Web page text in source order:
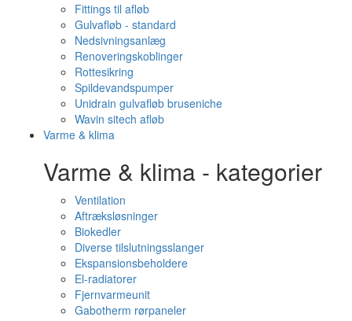
Fittings til afløb
Gulvafløb - standard
Nedsivningsanlæg
Renoveringskoblinger
Rottesikring
Spildevandspumper
Unidrain gulvafløb bruseniche
Wavin sitech afløb
Varme & klima
Varme & klima - kategorier
Ventilation
Aftræksløsninger
Biokedler
Diverse tilslutningsslanger
Ekspansionsbeholdere
El-radiatorer
Fjernvarmeunit
Gabotherm rørpaneler